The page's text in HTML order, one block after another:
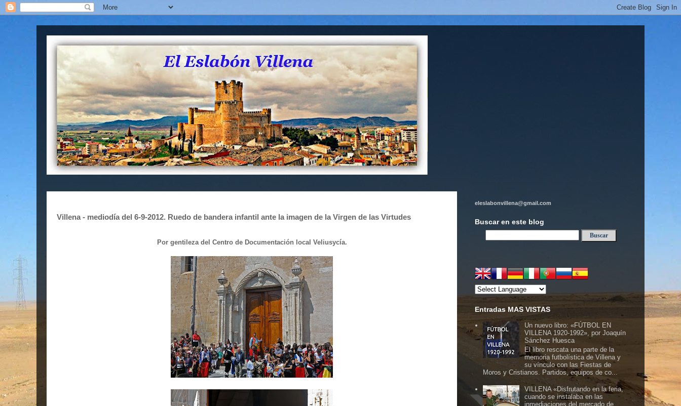
Villena - mediodía del 6-9-2012. Ruedo de bandera infantil ante la imagen de la Virgen de las Virtudes
Por gentileza del Centro de Documentación local Veliusycía.
eleslabonvillena@gmail.com
Buscar en este blog
Entradas MAS VISTAS
Un nuevo libro: «FÚTBOL EN
VILLENA 1920-1992», por Joaquín
Sánchez Huesca
El libro rescata una parte de la
memoria futbolística de Villena y
su vínculo con las Fiestas de
Moros y Cristianos. Partidos, equipos de co...
VILLENA «Disfrutando en la feria,
cuando se instalaba en las
inmediaciones del mercado de